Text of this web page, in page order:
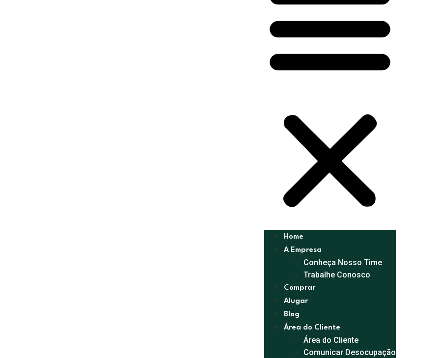
Home
A Empresa
Conheça Nosso Time
Trabalhe Conosco
Comprar
Alugar
Blog
Área do Cliente
Área do Cliente
Comunicar Desocupação